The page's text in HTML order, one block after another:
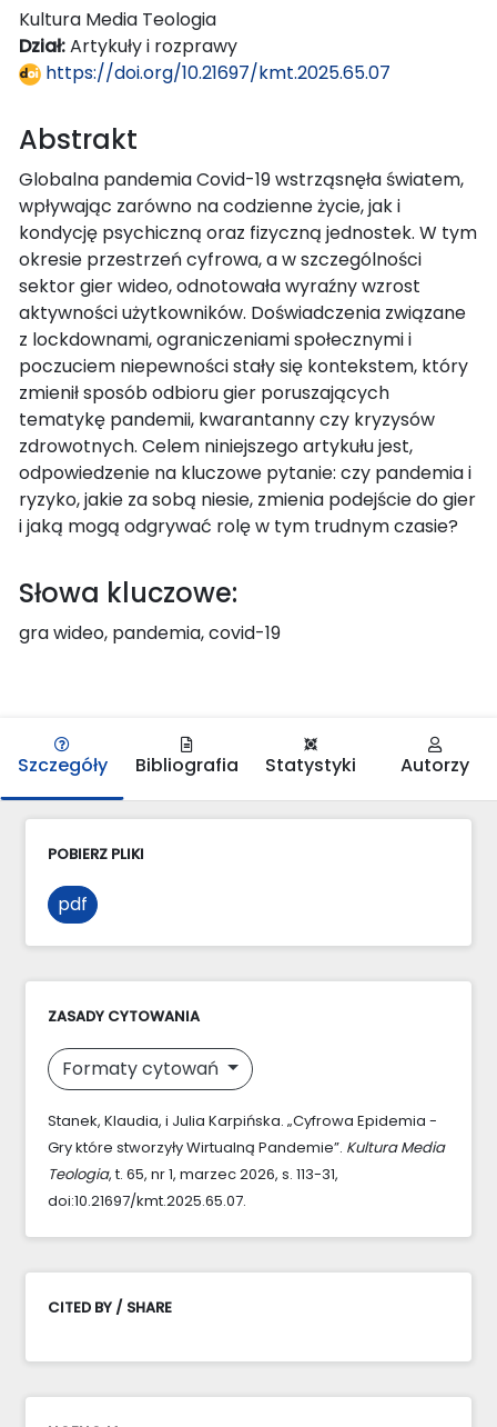
Kultura Media Teologia
Dział:Artykuły i rozprawy
https://doi.org/10.21697/kmt.2025.65.07
Abstrakt
Globalna pandemia Covid-19 wstrząsnęła światem,
wpływając zarówno na codzienne życie, jak i
kondycję psychiczną oraz fizyczną jednostek. W tym
okresie przestrzeń cyfrowa, a w szczególności
sektor gier wideo, odnotowała wyraźny wzrost
aktywności użytkowników. Doświadczenia związane
z lockdownami, ograniczeniami społecznymi i
poczuciem niepewności stały się kontekstem, który
zmienił sposób odbioru gier poruszających
tematykę pandemii, kwarantanny czy kryzysów
zdrowotnych. Celem niniejszego artykułu jest,
odpowiedzenie na kluczowe pytanie: czy pandemia i
ryzyko, jakie za sobą niesie, zmienia podejście do gier
i jaką mogą odgrywać rolę w tym trudnym czasie?
Słowa kluczowe:
gra wideo, pandemia, covid-19
Szczegóły Bibliografia Statystyki Autorzy
POBIERZ PLIKI
pdf
ZASADY CYTOWANIA
Formaty cytowań
Stanek, Klaudia, i Julia Karpińska. „Cyfrowa Epidemia -
Gry które stworzyły Wirtualną Pandemie”. Kultura Media
Teologia, t. 65, nr 1, marzec 2026, s. 113-31,
doi:10.21697/kmt.2025.65.07.
CITED BY / SHARE